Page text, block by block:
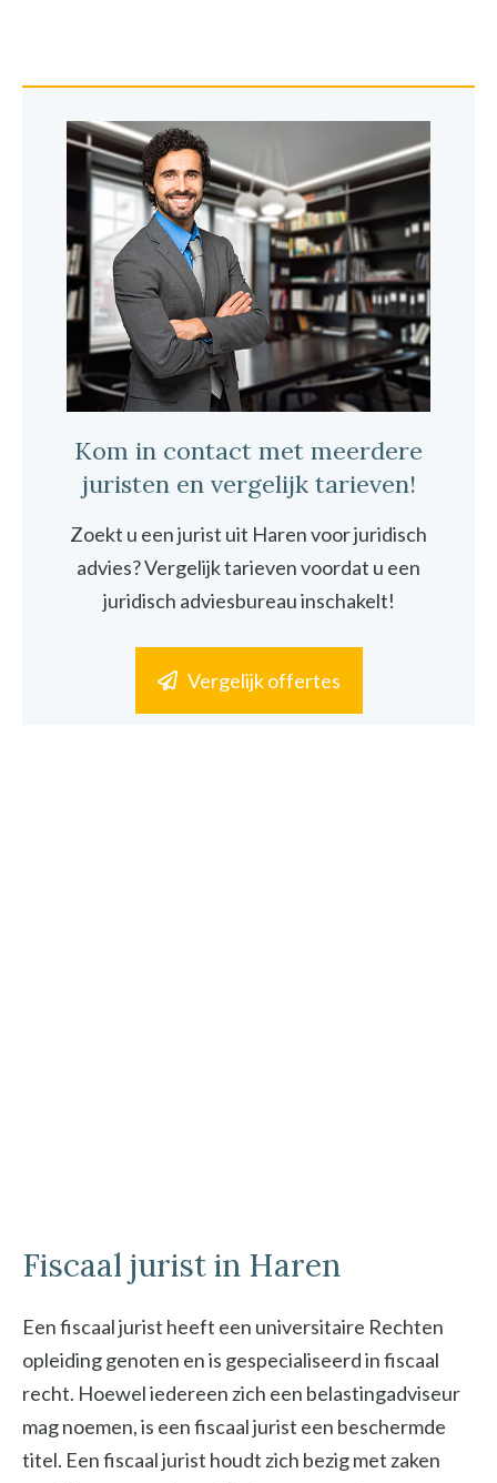
Kom in contact met meerdere
juristen en vergelijk tarieven!
Zoekt u een jurist uit Haren voor juridisch
advies? Vergelijk tarieven voordat u een
juridisch adviesbureau inschakelt!
Vergelijk offertes
Fiscaal jurist in Haren
Een fiscaal jurist heeft een universitaire Rechten
opleiding genoten en is gespecialiseerd in fiscaal
recht. Hoewel iedereen zich een belastingadviseur
mag noemen, is een fiscaal jurist een beschermde
titel. Een fiscaal jurist houdt zich bezig met zaken